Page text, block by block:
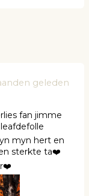
geleden
fan jimme
myn hert en
sterkte ta❤️